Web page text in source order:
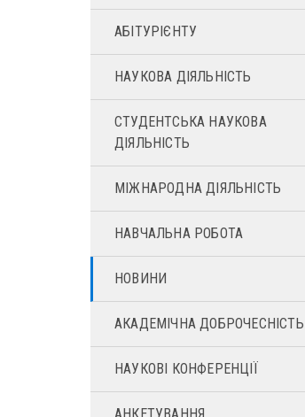
АБІТУРІЄНТУ
НАУКОВА ДІЯЛЬНІСТЬ
СТУДЕНТСЬКА НАУКОВА
ДІЯЛЬНІСТЬ
МІЖНАРОДНА ДІЯЛЬНІСТЬ
НАВЧАЛЬНА РОБОТА
НОВИНИ
АКАДЕМІЧНА ДОБРОЧЕСНІСТЬ
НАУКОВІ КОНФЕРЕНЦІЇ